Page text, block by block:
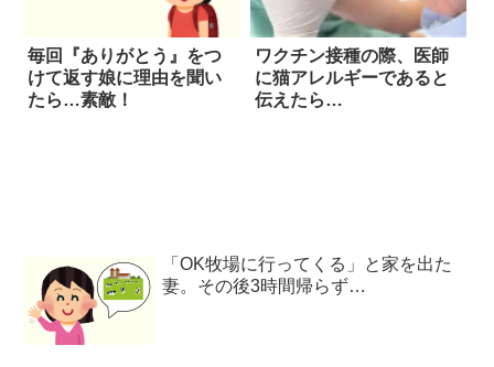
毎回『ありがとう』をつ
けて返す娘に理由を聞い
たら…素敵！
ワクチン接種の際、医師
に猫アレルギーであると
伝えたら…
「OK牧場に行ってくる」と家を出た
妻。その後3時間帰らず…